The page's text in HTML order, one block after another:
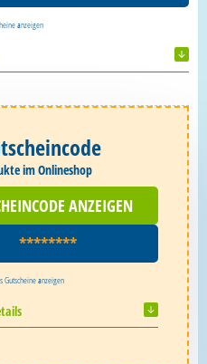
anzeigen
im Onlineshop
ANZEIGEN
********
Gutscheineanzeigen